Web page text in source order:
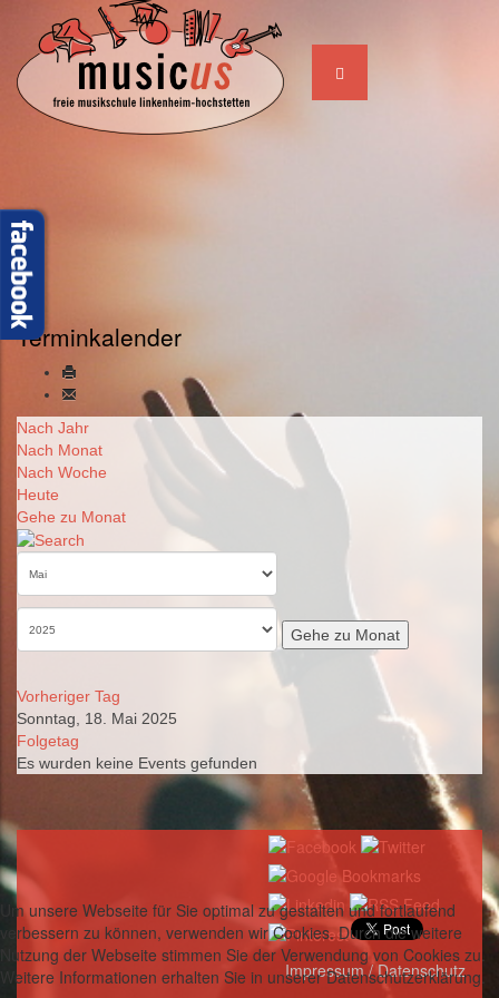
Terminkalender
Nach Jahr
Nach Monat
Nach Woche
Heute
Gehe zu Monat
Gehe zu Monat
Vorheriger Tag
Sonntag, 18. Mai 2025
Folgetag
Es wurden keine Events gefunden
Impressum / Datenschutz
Um unsere Webseite für Sie optimal zu gestalten und fortlaufend
verbessern zu können, verwenden wir Cookies. Durch die weitere
Nutzung der Webseite stimmen Sie der Verwendung von Cookies zu.
Weitere Informationen erhalten Sie in unserer Datenschutzerklärung.